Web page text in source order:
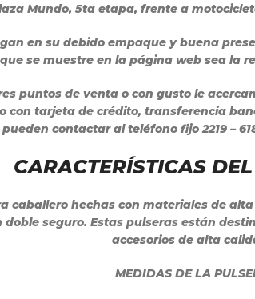
Mundo, 5ta etapa, frente a
en su debido empaque y buena
se muestre en la página web sea la
puntos de venta o con gusto le
con tarjeta de crédito, transferencia
contactar al teléfono fijo 2219 –
CARACTERÍSTICAS
caballero hechas con materiales de
seguro. Estas pulseras están
accesorios de alta
MEDIDAS DE LA